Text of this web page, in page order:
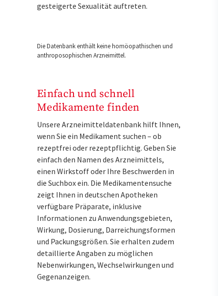
gesteigerte Sexualität auftreten.
Die Datenbank enthält keine homöopathischen und
anthroposophischen Arzneimittel.
Einfach und schnell
Medikamente finden
Unsere Arzneimitteldatenbank hilft Ihnen,
wenn Sie ein Medikament suchen – ob
rezeptfrei oder rezeptpflichtig. Geben Sie
einfach den Namen des Arzneimittels,
einen Wirkstoff oder Ihre Beschwerden in
die Suchbox ein. Die Medikamentensuche
zeigt Ihnen in deutschen Apotheken
verfügbare Präparate, inklusive
Informationen zu Anwendungsgebieten,
Wirkung, Dosierung, Darreichungsformen
und Packungsgrößen. Sie erhalten zudem
detaillierte Angaben zu möglichen
Nebenwirkungen, Wechselwirkungen und
Gegenanzeigen.